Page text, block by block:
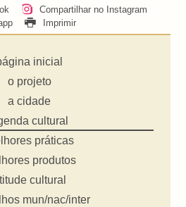
Compartilhar no Instagram
Imprimir
inicial
o projeto
a cidade
cultural
práticas
produtos
cultural
mun/nac/inter